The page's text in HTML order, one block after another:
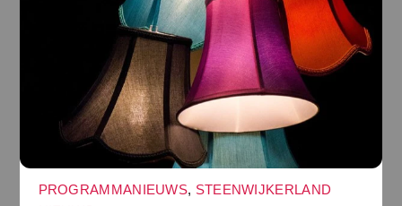
PROGRAMMANIEUWS, STEENWIJKERLAND